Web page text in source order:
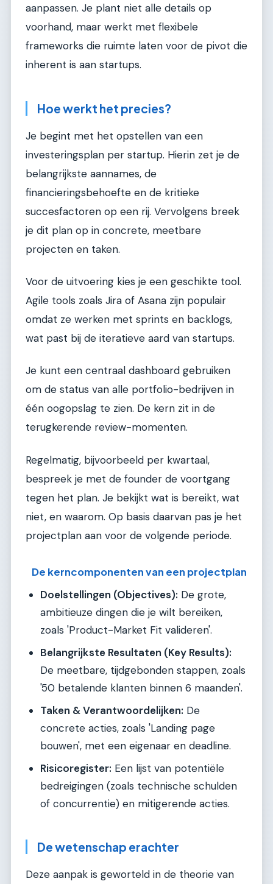
aanpassen. Je plant niet alle details op
voorhand, maar werkt met flexibele
frameworks die ruimte laten voor de pivot die
inherent is aan startups.
Hoe werkt het precies?
Je begint met het opstellen van een
investeringsplan per startup. Hierin zet je de
belangrijkste aannames, de
financieringsbehoefte en de kritieke
succesfactoren op een rij. Vervolgens breek
je dit plan op in concrete, meetbare
projecten en taken.
Voor de uitvoering kies je een geschikte tool.
Agile tools zoals Jira of Asana zijn populair
omdat ze werken met sprints en backlogs,
wat past bij de iteratieve aard van startups.
Je kunt een centraal dashboard gebruiken
om de status van alle portfolio-bedrijven in
één oogopslag te zien. De kern zit in de
terugkerende review-momenten.
Regelmatig, bijvoorbeeld per kwartaal,
bespreek je met de founder de voortgang
tegen het plan. Je bekijkt wat is bereikt, wat
niet, en waarom. Op basis daarvan pas je het
projectplan aan voor de volgende periode.
De kerncomponenten van een projectplan
Doelstellingen (Objectives): De grote,
ambitieuze dingen die je wilt bereiken,
zoals 'Product-Market Fit valideren'.
Belangrijkste Resultaten (Key Results):
De meetbare, tijdgebonden stappen, zoals
'50 betalende klanten binnen 6 maanden'.
Taken & Verantwoordelijken: De
concrete acties, zoals 'Landing page
bouwen', met een eigenaar en deadline.
Risicoregister: Een lijst van potentiële
bedreigingen (zoals technische schulden
of concurrentie) en mitigerende acties.
De wetenschap erachter
Deze aanpak is geworteld in de theorie van